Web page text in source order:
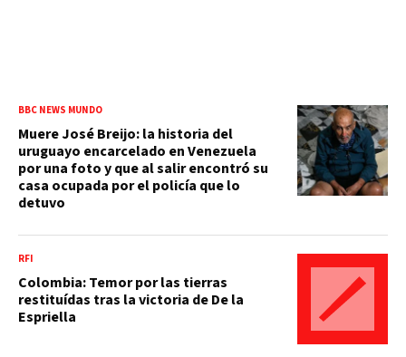
BBC NEWS MUNDO
Muere José Breijo: la historia del
uruguayo encarcelado en Venezuela
por una foto y que al salir encontró su
casa ocupada por el policía que lo
detuvo
RFI
Colombia: Temor por las tierras
restituídas tras la victoria de De la
Espriella